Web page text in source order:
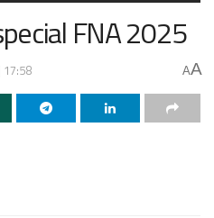
FNA 2025
AA